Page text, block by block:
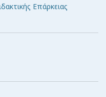
Επάρκειας